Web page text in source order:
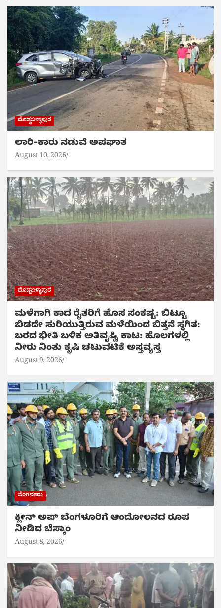
ದೊಡ್ಡಬಳ್ಳಾಪುರ
ಲಾರಿ–ಕಾರು ನಡುವೆ ಅಪಘಾತ
August 10, 2026
ದೊಡ್ಡಬಳ್ಳಾಪುರ
ಮಳೆಗಾಗಿ ಕಾದ ರೈತರಿಗೆ ಹೊಸ ಸಂಕಷ್ಟ: ಬಿಟ್ಟೂ
ಬಿಡದೇ ಸುರಿಯುತ್ತಿರುವ ಮಳೆಯಿಂದ ಬಿತ್ತನೆ ಸ್ಥಗಿತ:
ಬರದ ಭೀತಿ ಬಳಿಕ ಅತಿವೃಷ್ಟಿ ಕಾಟ: ಹೊಲಗಳಲ್ಲಿ
ನೀರು ನಿಂತು ಕೃಷಿ ಚಟುವಟಿಕೆ ಅಸ್ತವ್ಯಸ್ತ
August 9, 2026
ಬೆಂಗಳೂರು
ಕ್ಲೀನ್ ಅಪ್ ಬೆಂಗಳೂರಿಗೆ ಆಂದೋಲನದ ರೂಪ
ನೀಡಿದ ಬೆಸ್ಕಾಂ
August 8, 2026